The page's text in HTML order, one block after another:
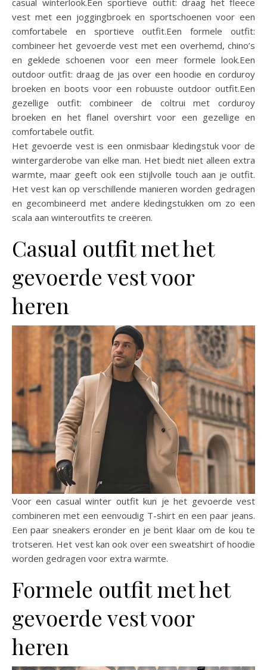
casual winterlook.Een sportieve outfit: draag het fleece
vest met een joggingbroek en sportschoenen voor een
comfortabele en sportieve outfit.Een formele outfit:
combineer het gevoerde vest met een overhemd, chino’s
en geklede schoenen voor een meer formele look.Een
outdoor outfit: draag de jas over een hoodie en corduroy
broeken en boots voor een robuuste outdoor outfit.Een
gezellige outfit: combineer de coltrui met corduroy
broeken en het flanel overshirt voor een gezellige en
comfortabele outfit.
Het gevoerde vest is een onmisbaar kledingstuk voor de
wintergarderobe van elke man. Het biedt niet alleen extra
warmte, maar geeft ook een stijlvolle touch aan je outfit.
Het vest kan op verschillende manieren worden gedragen
en gecombineerd met andere kledingstukken om zo een
scala aan winteroutfits te creëren.
Casual outfit met het
gevoerde vest voor
heren
Voor een casual winter outfit kun je het gevoerde vest
combineren met een eenvoudig T-shirt en een paar jeans.
Een paar sneakers eronder en je bent klaar om de kou te
trotseren. Het vest kan ook over een sweatshirt of hoodie
worden gedragen voor extra warmte.
Formele outfit met het
gevoerde vest voor
heren